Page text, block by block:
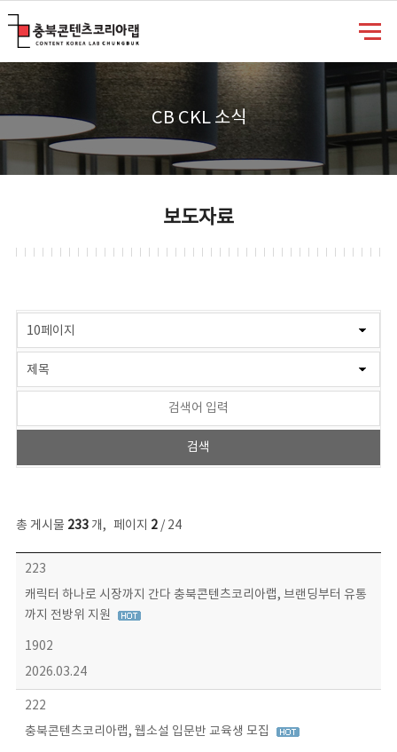
CB CKL 소식
보도자료
총 게시물 233개, 페이지 2/ 24
보도자료 목록 - 번호, 제목, 작성자, 파일, 조회수, 작성일 정보 제공
223
캐릭터 하나로 시장까지 간다 충북콘텐츠코리아랩, 브랜딩부터 유통
까지 전방위 지원
1902
2026.03.24
222
충북콘텐츠코리아랩, 웹소설 입문반 교육생 모집